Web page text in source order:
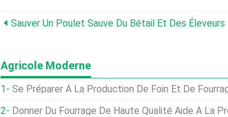
Sauver Un Poulet Sauve Du Bétail Et Des Éleveurs
Agricole Moderne
Se Préparer À La Production De Foin Et De
Donner Du Fourrage De Haute Qualité Aide À La